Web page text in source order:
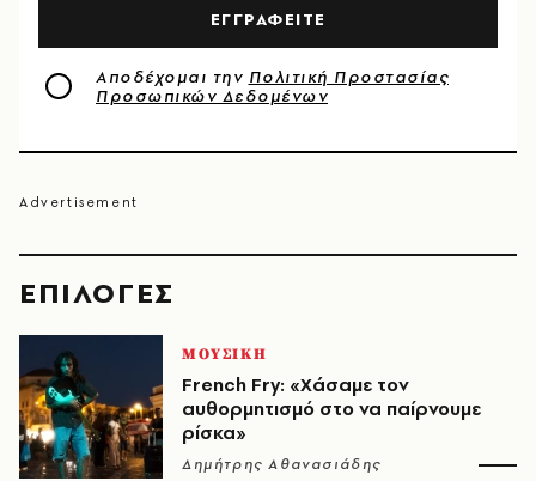
EΠΙΛΟΓΈΣ
ΜΟΥΣΙΚΗ
French Fry: «Χάσαμε τον
αυθορμητισμό στο να παίρνουμε
ρίσκα»
Δημήτρης Αθανασιάδης
ΕΓΓΡΑΦΕΙΤΕ
Αποδέχομαι την Πολιτική Προστασίας
Προσωπικών Δεδομένων